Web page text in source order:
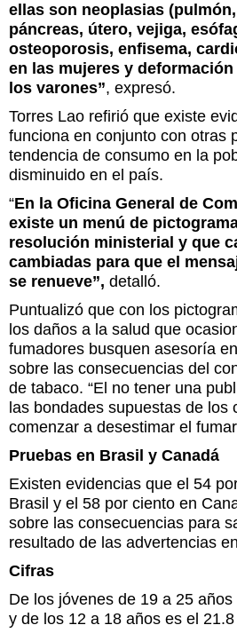
ellas son neoplasias
páncreas, útero, vejiga,
osteoporosis, enfisema,
en las mujeres y
los varones”, expresó.
Torres Lao refirió que existe
funciona en conjunto con otras
tendencia de consumo en la
disminuido en el país.
“En la Oficina General de
existe un menú de
resolución ministerial y que
cambiadas para que el
se renueve”, detalló.
Puntualizó que con los
los daños a la salud que
fumadores busquen asesoría
sobre las consecuencias del
de tabaco. “El no tener una
las bondades supuestas de los
comenzar a desestimar el
Pruebas en Brasil y Canadá
Existen evidencias que el 54
Brasil y el 58 por ciento en
sobre las consecuencias para
resultado de las advertencias
Cifras
De los jóvenes de 19 a 25
y de los 12 a 18 años es el